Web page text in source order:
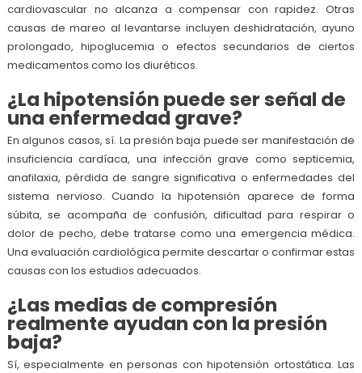
cardiovascular no alcanza a compensar con rapidez. Otras
causas de mareo al levantarse incluyen deshidratación, ayuno
prolongado, hipoglucemia o efectos secundarios de ciertos
medicamentos como los diuréticos.
¿La hipotensión puede ser señal de
una enfermedad grave?
En algunos casos, sí. La presión baja puede ser manifestación de
insuficiencia cardíaca, una infección grave como septicemia,
anafilaxia, pérdida de sangre significativa o enfermedades del
sistema nervioso. Cuando la hipotensión aparece de forma
súbita, se acompaña de confusión, dificultad para respirar o
dolor de pecho, debe tratarse como una emergencia médica.
Una evaluación cardiológica permite descartar o confirmar estas
causas con los estudios adecuados.
¿Las medias de compresión
realmente ayudan con la presión
baja?
Sí, especialmente en personas con hipotensión ortostática. Las